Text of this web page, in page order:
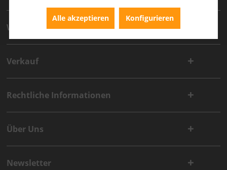
Wichtige technische Artikelinformation
Verkauf
Rechtliche Informationen
Über Uns
Newsletter
Alle akzeptieren Konfigurieren